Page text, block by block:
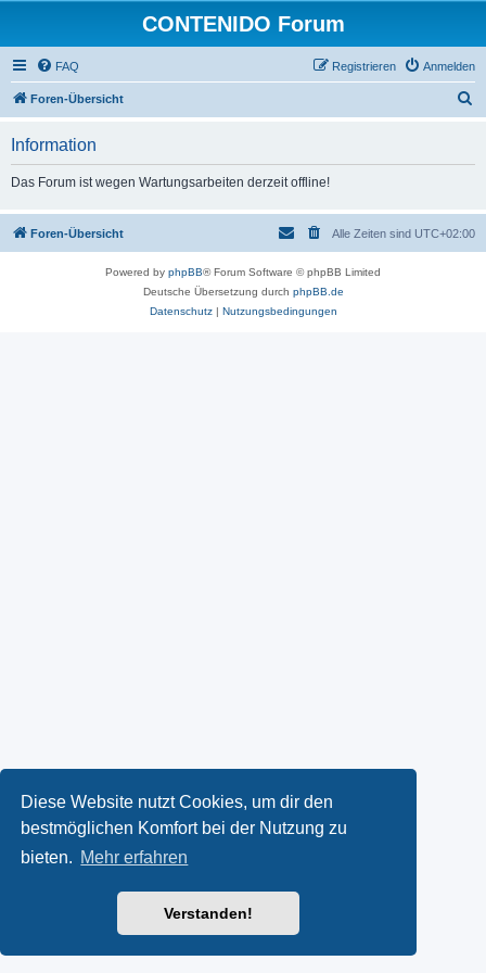
Diese Website nutzt Cookies, um dir den
bestmöglichen Komfort bei der Nutzung zu
bieten. Mehr erfahren
Verstanden!
CONTENIDO Forum
FAQ Anmelden
Registrieren
Foren-Übersicht
Information
Das Forum ist wegen Wartungsarbeiten derzeit offline!
Foren-Übersicht Alle Zeiten sind UTC+02:00
Powered by phpBB® Forum Software © phpBB Limited
Deutsche Übersetzung durch phpBB.de
Datenschutz| Nutzungsbedingungen